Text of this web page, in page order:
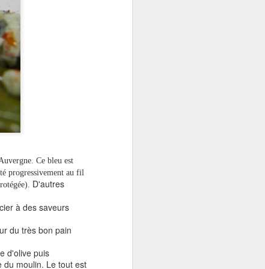
Ce bleu est
progressivement au fil
D'autres
à des saveurs
du très bon pain
d'olive puis
du moulin. Le tout est
cette salade